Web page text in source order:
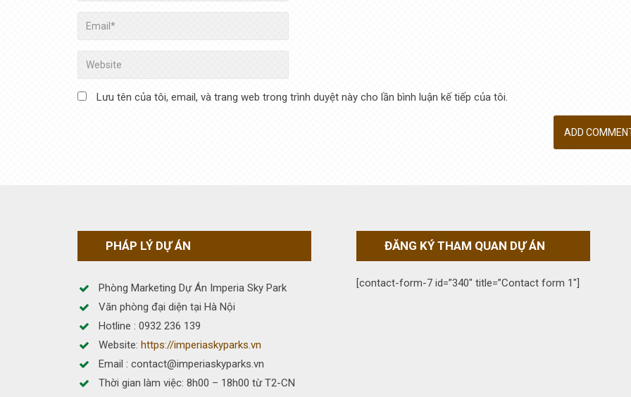
Lưu tên của tôi, email, và trang web trong trình duyệt này cho lần bình luận kế tiếp của tôi.
PHÁP LÝ DỰ ÁN
Phòng Marketing Dự Án Imperia Sky Park
Văn phòng đại diện tại Hà Nội
Hotline : 0932 236 139
Website: https://imperiaskyparks.vn
Email : contact@imperiaskyparks.vn
Thời gian làm việc: 8h00 – 18h00 từ T2-CN
ĐĂNG KÝ THAM QUAN DỰ ÁN
[contact-form-7 id=”340″ title=”Contact form 1″]